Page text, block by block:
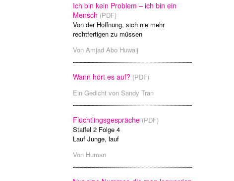
Ich bin kein Problem – ich bin ein
Mensch (PDF)
Von der Hoffnung, sich nie mehr
rechtfertigen zu müssen
Von Amjad Abo Huwaij
Wann hört es auf? (PDF)
Ein Gedicht von Sandy Tran
Flüchtlingsgespräche (PDF)
Staffel 2 Folge 4
Lauf Junge, lauf
Von Human